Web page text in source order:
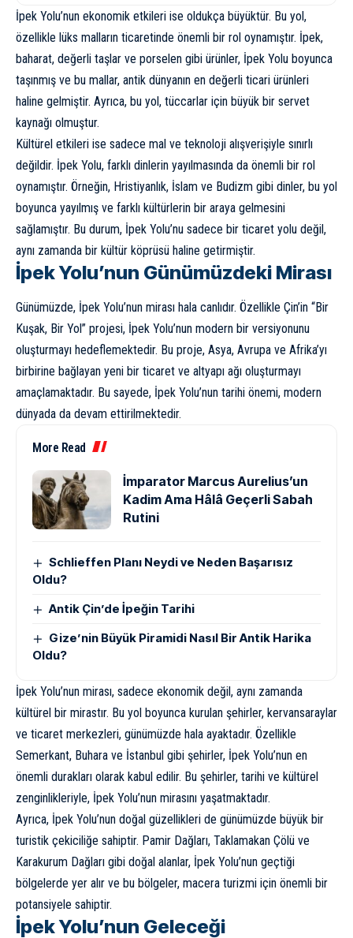
İpek Yolu’nun ekonomik etkileri ise oldukça büyüktür. Bu yol,
özellikle lüks malların ticaretinde önemli bir rol oynamıştır. İpek,
baharat, değerli taşlar ve porselen gibi ürünler, İpek Yolu boyunca
taşınmış ve bu mallar, antik dünyanın en değerli ticari ürünleri
haline gelmiştir. Ayrıca, bu yol, tüccarlar için büyük bir servet
kaynağı olmuştur.
Kültürel etkileri ise sadece mal ve teknoloji alışverişiyle sınırlı
değildir. İpek Yolu, farklı dinlerin yayılmasında da önemli bir rol
oynamıştır. Örneğin, Hristiyanlık, İslam ve Budizm gibi dinler, bu yol
boyunca yayılmış ve farklı kültürlerin bir araya gelmesini
sağlamıştır. Bu durum, İpek Yolu’nu sadece bir ticaret yolu değil,
aynı zamanda bir kültür köprüsü haline getirmiştir.
İpek Yolu’nun Günümüzdeki Mirası
Günümüzde, İpek Yolu’nun mirası hala canlıdır. Özellikle Çin’in “Bir
Kuşak, Bir Yol” projesi, İpek Yolu’nun modern bir versiyonunu
oluşturmayı hedeflemektedir. Bu proje, Asya, Avrupa ve Afrika’yı
birbirine bağlayan yeni bir ticaret ve altyapı ağı oluşturmayı
amaçlamaktadır. Bu sayede, İpek Yolu’nun tarihi önemi, modern
dünyada da devam ettirilmektedir.
More Read
İmparator Marcus Aurelius’un
Kadim Ama Hâlâ Geçerli Sabah
Rutini
Schlieffen Planı Neydi ve Neden Başarısız
Oldu?
Antik Çin’de İpeğin Tarihi
Gize’nin Büyük Piramidi Nasıl Bir Antik Harika
Oldu?
İpek Yolu’nun mirası, sadece ekonomik değil, aynı zamanda
kültürel bir mirastır. Bu yol boyunca kurulan şehirler, kervansaraylar
ve ticaret merkezleri, günümüzde hala ayaktadır. Özellikle
Semerkant, Buhara ve İstanbul gibi şehirler, İpek Yolu’nun en
önemli durakları olarak kabul edilir. Bu şehirler, tarihi ve kültürel
zenginlikleriyle, İpek Yolu’nun mirasını yaşatmaktadır.
Ayrıca, İpek Yolu’nun doğal güzellikleri de günümüzde büyük bir
turistik çekiciliğe sahiptir. Pamir Dağları, Taklamakan Çölü ve
Karakurum Dağları gibi doğal alanlar, İpek Yolu’nun geçtiği
bölgelerde yer alır ve bu bölgeler, macera turizmi için önemli bir
potansiyele sahiptir.
İpek Yolu’nun Geleceği